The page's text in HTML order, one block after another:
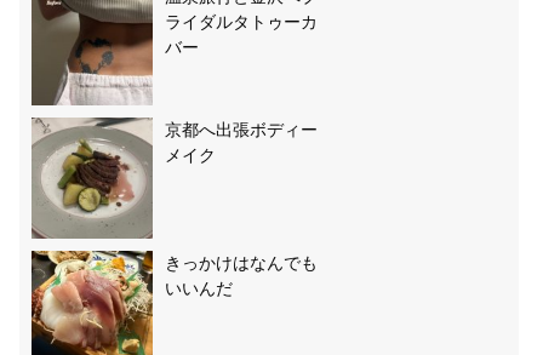
ライダルタトゥーカ
バー
京都へ出張ボディー
メイク
きっかけはなんでも
いいんだ